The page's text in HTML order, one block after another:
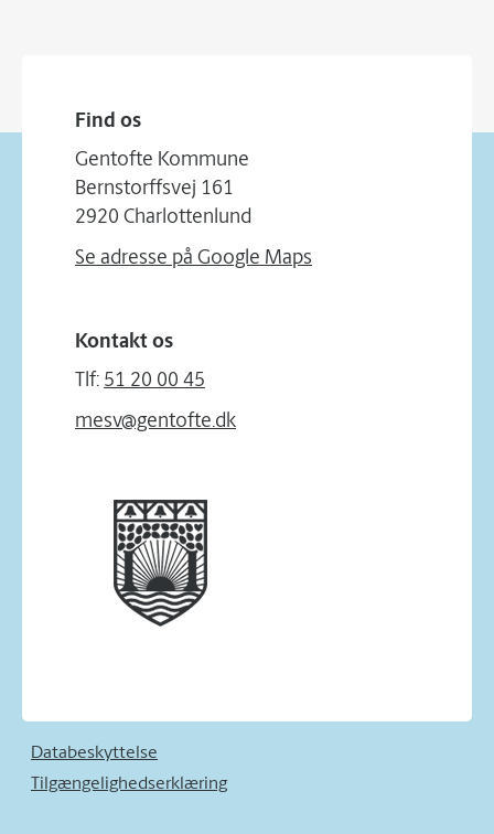
Find os
Gentofte Kommune
Bernstorffsvej 161
2920 Charlottenlund
Se adresse på Google Maps
Kontakt os
Tlf: 51 20 00 45
mesv@gentofte.dk
Databeskyttelse
Tilgængelighedserklæring